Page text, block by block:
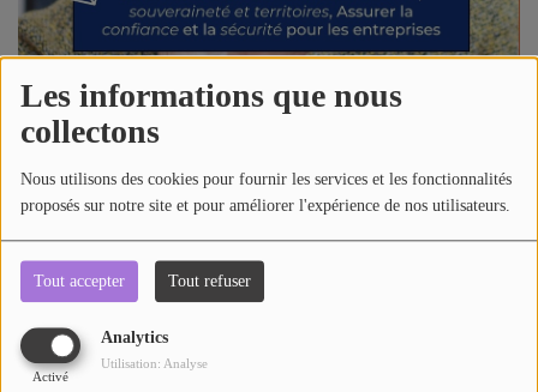
Les informations que nous
collectons
Nous utilisons des cookies pour fournir les services et les fonctionnalités
proposés sur notre site et pour améliorer l'expérience de nos utilisateurs.
Tout accepter Tout refuser
Analytics
Activé
Utilisation: Analyse
DICTIONNAIRE DES IDÉES CONFUSES
BOULEVARD DES ARTISTES
LES MOTS À LA BOUCHE
SPORT ADDICT
PETITS RÉCITS DE JAZZ
778 vues
Lever les obstacles : Réindustrialisation, souveraineté et
territoires, assurer la confiance et la sécurité pour les
entreprises.